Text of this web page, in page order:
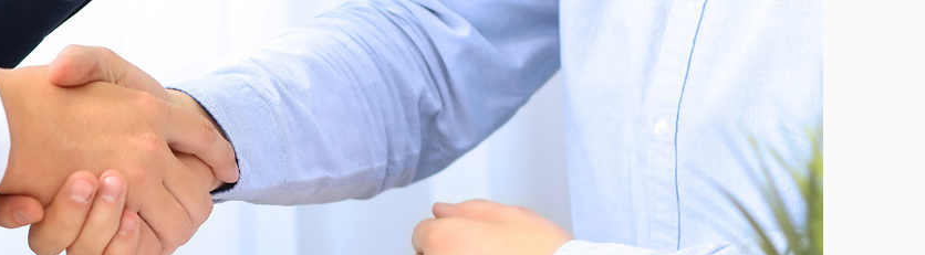
Kampanj i sociala medier
Kampanjen fortsätter att rulla
Marknadsmaterial
Presentation MRF (pdf)
Broschyrer